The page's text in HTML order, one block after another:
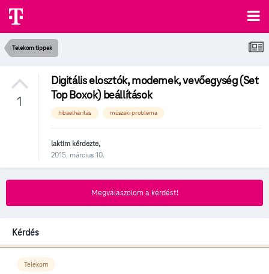
Telekom tippek
1
Digitális elosztók, modemek, vevőegység (Set
Top Boxok) beállítások
hibaelhárítás műszaki probléma
laktim kérdezte,
2015. március 10.
Megválaszolom a kérdést!
Kérdés
Telekom